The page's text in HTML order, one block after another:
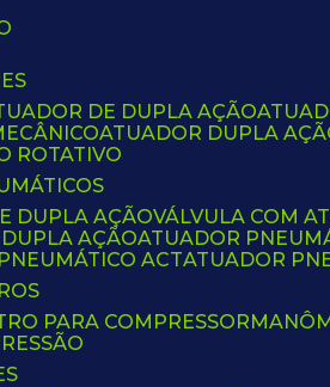
DE DUPLA AÇÃO
ATUADOR DUPLA
ROTATIVO
DUPLA AÇÃO VÁLVULA COM
AÇÃO
ATUADOR
ACT
ATUADOR
PARA COMPRESSOR